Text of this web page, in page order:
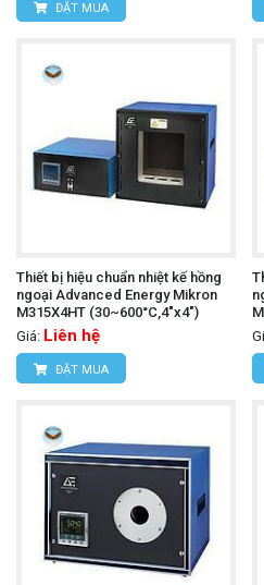
ĐẶT MUA
Thiết bị hiệu chuẩn nhiệt kế hồng
ngoại Advanced Energy Mikron
M315X4HT (30~600°C,4"x4")
Giá: Liên hệ
ĐẶT MUA